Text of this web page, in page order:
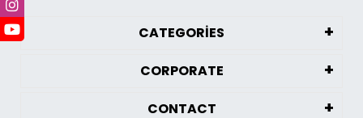
CATEGORİES
CORPORATE
CONTACT